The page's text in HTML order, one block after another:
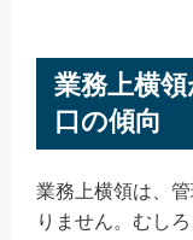
業務上横
口の傾向
業務上横領は、
りません。むし